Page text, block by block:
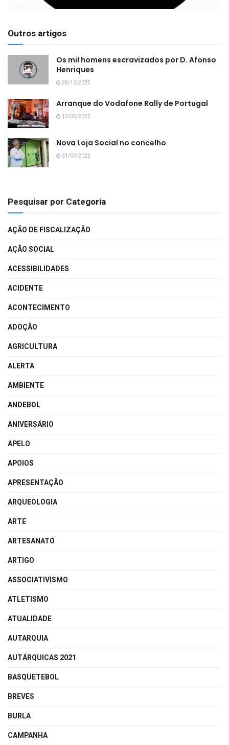
Outros artigos
Os mil homens escravizados por D. Afonso
Henriques
28/10/2025
Arranque do Vodafone Rally de Portugal
12/05/2023
Nova Loja Social no concelho
31/03/2022
Pesquisar por Categoria
AÇÃO DE FISCALIZAÇÃO
AÇÃO SOCIAL
ACESSIBILIDADES
ACIDENTE
ACONTECIMENTO
ADOÇÃO
AGRICULTURA
ALERTA
AMBIENTE
ANDEBOL
ANIVERSÁRIO
APELO
APOIOS
APRESENTAÇÃO
ARQUEOLOGIA
ARTE
ARTESANATO
ARTIGO
ASSOCIATIVISMO
ATLETISMO
ATUALIDADE
AUTARQUIA
AUTÁRQUICAS 2021
BASQUETEBOL
BREVES
BURLA
CAMPANHA